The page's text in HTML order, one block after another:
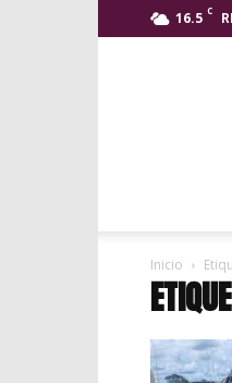
16.5 C
Inicio